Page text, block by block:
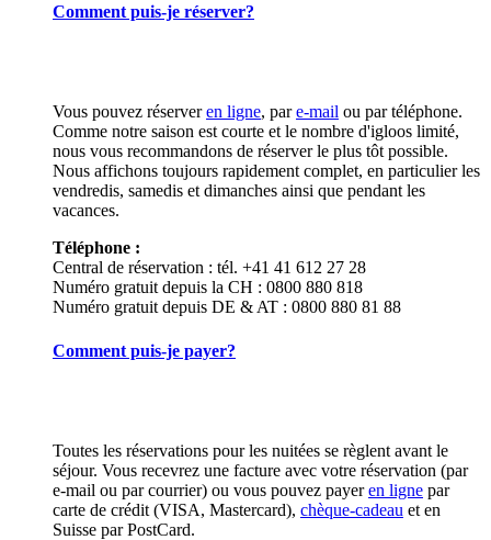
Comment puis-je réserver?
Vous pouvez réserveren ligne, pare-mail ou par téléphone.
Comme notre saison est courte et le nombre d'igloos limité,
nous vous recommandons de réserver le plus tôt possible.
Nous affichons toujours rapidement complet, en particulier les
vendredis, samedis et dimanches ainsi que pendant les
vacances.
Téléphone :
Central de réservation : tél. +41 41 612 27 28
Numéro gratuit depuis la CH : 0800 880 818
Numéro gratuit depuis DE & AT : 0800 880 81 88
Comment puis-je payer?
Toutes les réservations pour les nuitées se règlent avant le
séjour. Vous recevrez une facture avec votre réservation (par
e-mail ou par courrier) ou vous pouvez payeren ligne par
carte de crédit (VISA, Mastercard), chèque-cadeau et en
Suisse par PostCard.